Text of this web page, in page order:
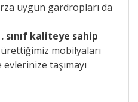
uygun gardropları da
sınıf kaliteye sahip
mobilyaları
evlerinize taşımayı